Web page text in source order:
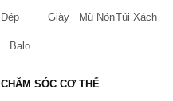
Dép Giày Mũ NónTúi Xách
Balo
CHĂM SÓC CƠ THỂ